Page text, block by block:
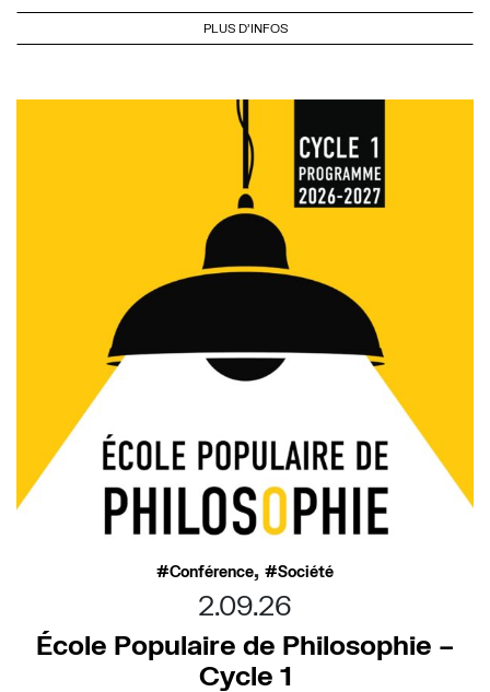
PLUS D'INFOS
Conférence, Société
2.09.26
École Populaire de Philosophie –
Cycle 1